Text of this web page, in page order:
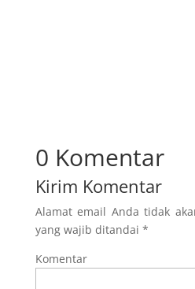
0 Komentar
Kirim Komentar
Alamat email Anda tidak
yang wajib ditandai *